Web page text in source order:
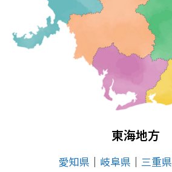
東海地方
愛知県 │ 岐阜県 │ 三重県